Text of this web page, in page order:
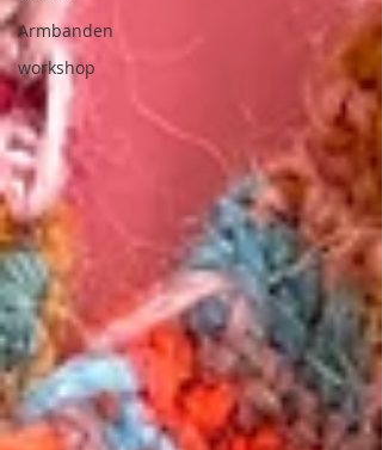
Armbanden
workshop